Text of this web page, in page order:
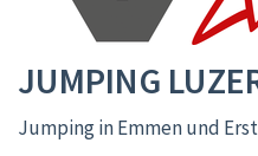
JUMPING
Jumping in Emmen und